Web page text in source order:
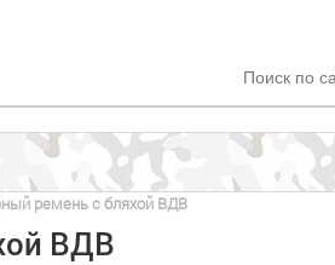
ремень с бляхой ВДВ
ВДВ